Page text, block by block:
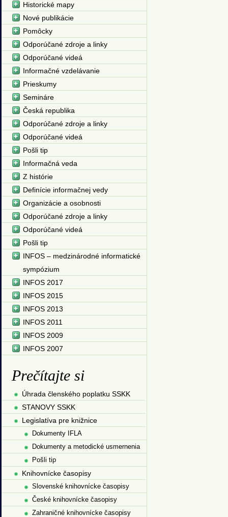
Historické mapy
Nové publikácie
Pomôcky
Odporúčané zdroje a linky
Odporúčané videá
Informačné vzdelávanie
Prieskumy
Semináre
Česká republika
Odporúčané zdroje a linky
Odporúčané videá
Pošli tip
Informačná veda
Z histórie
Definície informačnej vedy
Organizácie a osobnosti
Odporúčané zdroje a linky
Odporúčané videá
Pošli tip
INFOS – medzinárodné informatické
sympózium
INFOS 2017
INFOS 2015
INFOS 2013
INFOS 2011
INFOS 2009
INFOS 2007
Prečítajte si
Úhrada členského poplatku SSKK
STANOVY SSKK
Legislatíva pre knižnice
Dokumenty IFLA
Dokumenty a metodické usmernenia
Pošli tip
Knihovnícke časopisy
Slovenské knihovnícke časopisy
České knihovnícke časopisy
Zahraničné knihovnícke časopisy